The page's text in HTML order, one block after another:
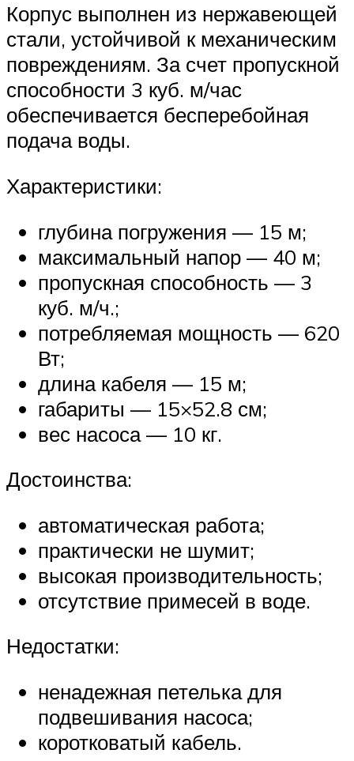
Корпус выполнен из нержавеющей
стали, устойчивой к механическим
повреждениям. За счет пропускной
способности 3 куб. м/час
обеспечивается бесперебойная
подача воды.
Характеристики:
глубина погружения — 15 м;
максимальный напор — 40 м;
пропускная способность — 3
куб. м/ч.;
потребляемая мощность — 620
Вт;
длина кабеля — 15 м;
габариты — 15×52.8 см;
вес насоса — 10 кг.
Достоинства:
автоматическая работа;
практически не шумит;
высокая производительность;
отсутствие примесей в воде.
Недостатки:
ненадежная петелька для
подвешивания насоса;
коротковатый кабель.